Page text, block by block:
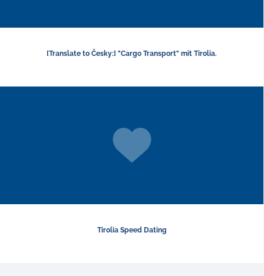
[Translate to Česky:] "Cargo Transport" mit Tirolia.
Tirolia Speed Dating